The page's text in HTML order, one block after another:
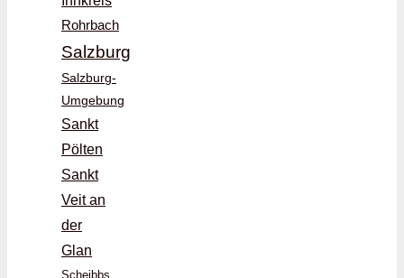
Rohrbach
Salzburg
Salzburg-
Umgebung
Sankt
Pölten
Sankt
Veit an
der
Glan